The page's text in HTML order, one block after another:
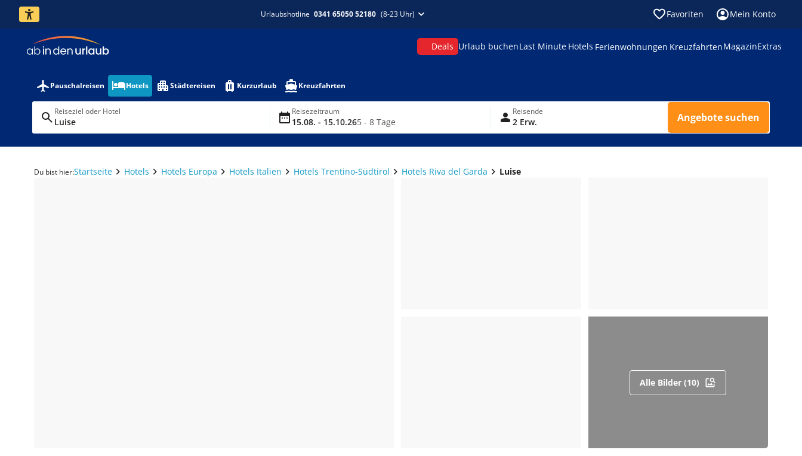
Urlaubshotline 0341 65050 52180 (8-23 Uhr) Favoriten Mein Konto
Deals Urlaub buchenLast Minute Hotels Ferienwohnungen KreuzfahrtenMagazinExtras
Pauschalreisen Hotels Städtereisen Kurzurlaub Kreuzfahrten
Reiseziel oder Hotel
Luise
Reisezeitraum
15.08. - 15.10.265 - 8 Tage
Reisende
2 Erw. Angebote suchen
Du bist hier:Startseite Hotels Hotels Europa Hotels Italien Hotels Trentino-Südtirol Hotels Riva del Garda Luise
Alle Bilder (10)